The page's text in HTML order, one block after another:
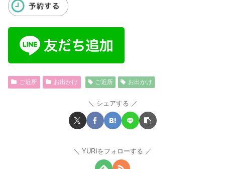
ご近所 お出かけ ご近所 お出かけ
シェアする
YURIをフォローする